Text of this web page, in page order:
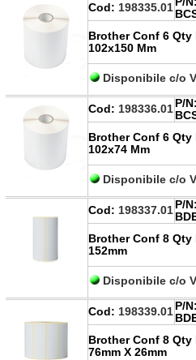
Cod: 198335.01
Brother Conf 6
102x150 Mm
Disponibile c/o
Cod: 198336.01 P/
Brother Conf 6
102x74 Mm
Disponibile c/o
Cod: 198337.01 P/
Brother Conf 8 Qty
152mm
Disponibile c/o
Cod: 198339.01 P/
Brother Conf 8
76mm X 26mm